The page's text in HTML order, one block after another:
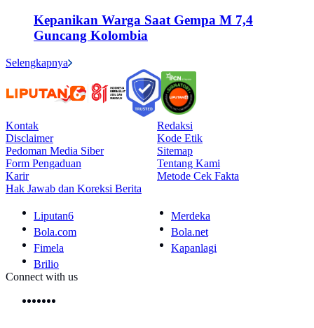
Kepanikan Warga Saat Gempa M 7,4
Guncang Kolombia
Selengkapnya
Kontak
Redaksi
Disclaimer
Kode Etik
Pedoman Media Siber
Sitemap
Form Pengaduan
Tentang Kami
Karir
Metode Cek Fakta
Hak Jawab dan Koreksi Berita
Liputan6
Merdeka
Bola.com
Bola.net
Fimela
Kapanlagi
Brilio
Connect with us